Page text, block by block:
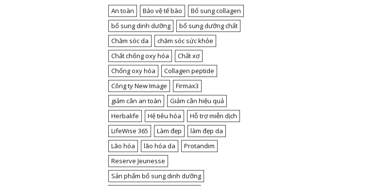
An toàn Bảo vệ tế bào
Bổ sung collagen
bổ sung dinh dưỡng
bổ sung dưỡng chất
Chăm sóc da
chăm sóc sức khỏe
Chất chống oxy hóa
Chất xơ
Chống oxy hóa
Collagen peptide
Công ty New Image
Firmax3
giảm cân an toàn
Giảm cân hiệu quả
Herbalife
Hệ tiêu hóa
Hỗ trợ miễn dịch
LifeWise 365
Làm đẹp
làm đẹp da
Lão hóa
lão hóa da
Protandim
Reserve Jeunesse
Sản phẩm bổ sung dinh dưỡng